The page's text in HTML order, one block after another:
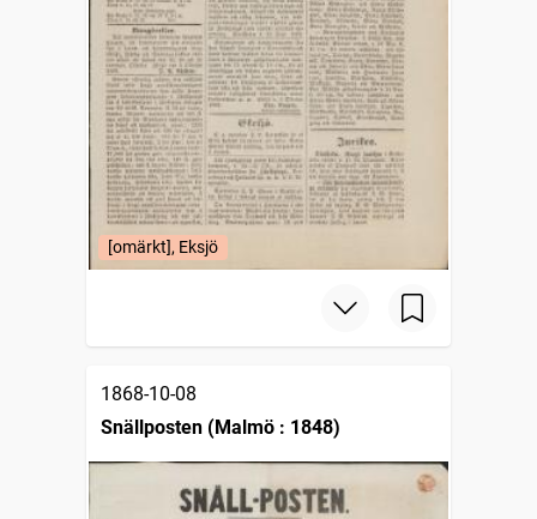
[omärkt], Eksjö
1868-10-08
Snällposten (Malmö : 1848)